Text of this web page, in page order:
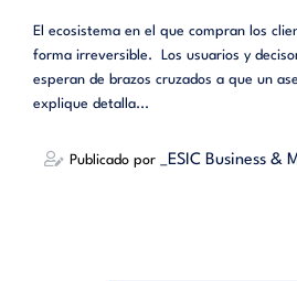
El ecosistema en el que compran los
forma irreversible. Los usuarios y
esperan de brazos cruzados a que un
explique detalla...
Publicado por _ESIC Business &